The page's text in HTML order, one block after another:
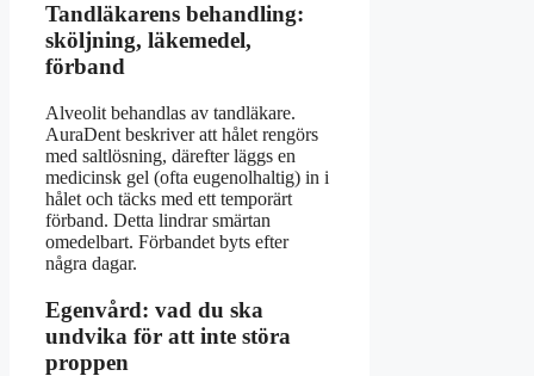
Tandläkarens behandling:
sköljning, läkemedel,
förband
Alveolit behandlas av tandläkare.
AuraDent beskriver att hålet rengörs
med saltlösning, därefter läggs en
medicinsk gel (ofta eugenolhaltig) in i
hålet och täcks med ett temporärt
förband. Detta lindrar smärtan
omedelbart. Förbandet byts efter
några dagar.
Egenvård: vad du ska
undvika för att inte störa
proppen